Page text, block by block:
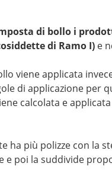
di bollo i
di Ramo I) e
viene applicata
di applicazione per
calcolata e
ha più polizze con la
e poi la suddivide